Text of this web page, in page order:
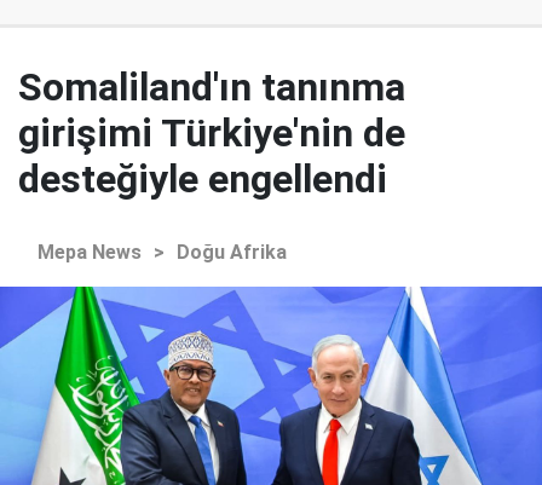
Somaliland'ın tanınma
girişimi Türkiye'nin de
desteğiyle engellendi
Mepa News > Doğu Afrika